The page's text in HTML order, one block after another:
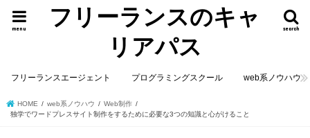
フリーランスのキャ
リアパス
search
menu
フリーランスエージェント プログラミングスクール web系ノウハウ
HOME web系ノウハウ
Web制作
独学でワードプレスサイト制作をするために必要な3つの知識と心がけること